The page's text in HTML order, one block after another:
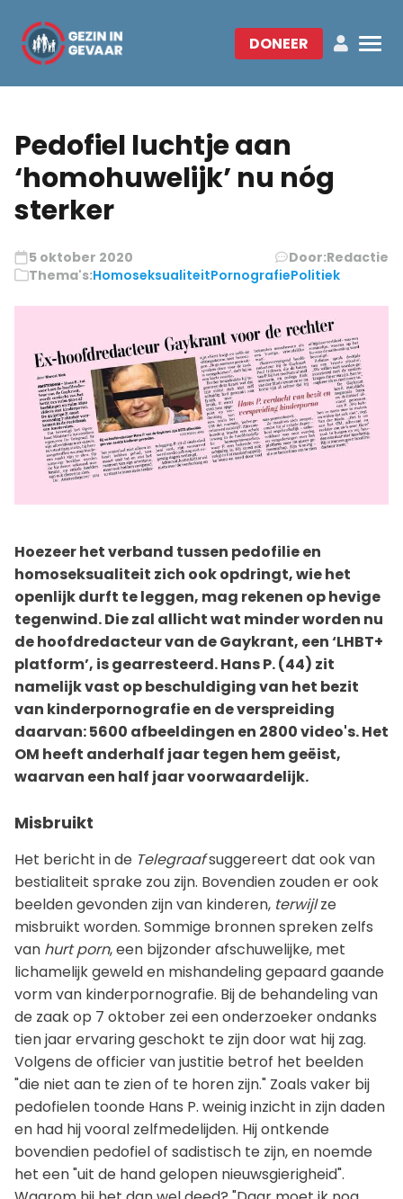
DONEER
Pedofiel luchtje aan
‘homohuwelijk’ nu nóg
sterker
5 oktober 2020 Door:Redactie
Thema's:HomoseksualiteitPornografiePolitiek
Hoezeer het verband tussen pedofilie en
homoseksualiteit zich ook opdringt, wie het
openlijk durft te leggen, mag rekenen op hevige
tegenwind. Die zal allicht wat minder worden nu
de hoofdredacteur van de Gaykrant, een ‘LHBT+
platform’, is gearresteerd.Hans P. (44) zit
namelijk vast op beschuldiging van het bezit
van kinderpornografie en de verspreiding
daarvan: 5600 afbeeldingen en 2800 video's. Het
OM heeft anderhalf jaar tegen hem geëist,
waarvan een half jaar voorwaardelijk.
Misbruikt
Het bericht in de Telegraafsuggereert dat ook van
bestialiteit sprake zou zijn. Bovendien zouden er ook
beelden gevonden zijn van kinderen, terwijlze
misbruikt worden. Sommige bronnen spreken zelfs
van hurt porn, een bijzonder afschuwelijke, met
lichamelijk geweld en mishandeling gepaard gaande
vorm van kinderpornografie. Bij de behandeling van
de zaak op 7 oktober zei een onderzoeker ondanks
tien jaar ervaring geschokt te zijn door wat hij zag.
Volgens de officier van justitie betrof het beelden
"die niet aan te zien of te horen zijn." Zoals vaker bij
pedofielen toonde Hans P. weinig inzicht in zijn daden
en had hij vooral zelfmedelijden. Hij ontkende
bovendien pedofiel of sadistisch te zijn, en noemde
het een "uit de hand gelopen nieuwsgierigheid".